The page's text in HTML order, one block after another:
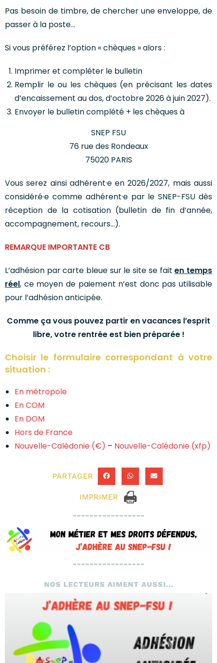
Pas besoin de timbre, de chercher une enveloppe, de
passer à la poste…
Si vous préférez l’option « chèques » alors :
Imprimer et compléter le bulletin
Remplir le ou les chèques (en précisant les dates
d’encaissement au dos, d’octobre 2026 à juin 2027).
Envoyer le bulletin complété + les chèques à
SNEP FSU
76 rue des Rondeaux
75020 PARIS
Vous serez ainsi adhérent·e en 2026/2027, mais aussi
considéré·e comme adhérent·e par le SNEP-FSU dès
réception de la cotisation (bulletin de fin d’année,
accompagnement, recours…).
REMARQUE IMPORTANTE CB
L’adhésion par carte bleue sur le site se faiten temps
réel, ce moyen de paiement n’est donc pas utilisable
pour l’adhésion anticipée.
Comme ça vous pouvez partir en vacances l’esprit
libre,votre rentrée est bien préparée !
Choisir le formulaire correspondant à votre
situation :
En métropole
En COM
En DOM
Hors de France
Nouvelle-Calédonie (€) – Nouvelle-Calédonie (xfp)
PARTAGER
IMPRIMER
NOS LECTEURS AIMENT AUSSI...